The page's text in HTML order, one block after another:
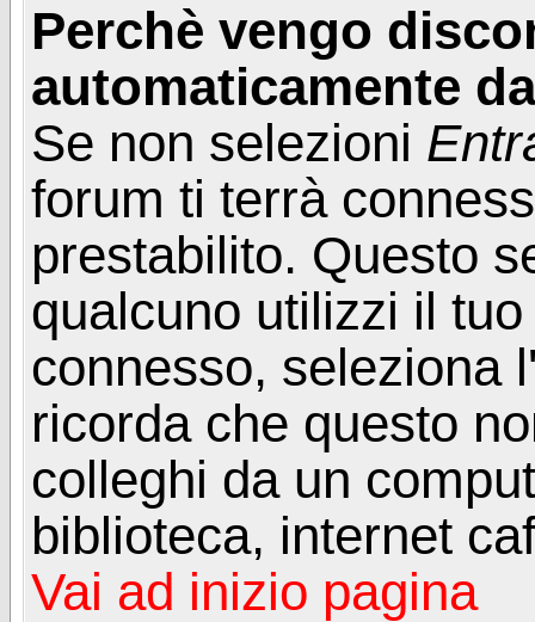
Perchè vengo
automaticamente
Se non selezioni
forum ti terrà
prestabilito. Questo
qualcuno utilizzi il
connesso, seleziona
ricorda che questo
colleghi da un
biblioteca, internet
Vai ad inizio pagina